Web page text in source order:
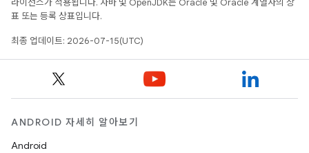
라이선스가 적용됩니다. 자바 및 OpenJDK는 Oracle 및 Oracle 계열사의 상
표 또는 등록 상표입니다.
최종 업데이트: 2026-07-15(UTC)
ANDROID 자세히 알아보기
Android